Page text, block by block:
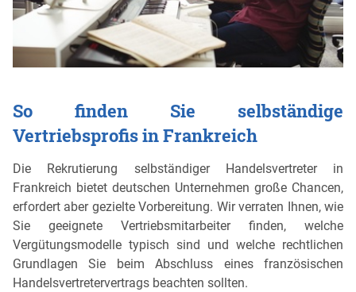
So finden Sie selbständige
Vertriebsprofis in Frankreich
Die Rekrutierung selbständiger Handelsvertreter in
Frankreich bietet deutschen Unternehmen große Chancen,
erfordert aber gezielte Vorbereitung. Wir verraten Ihnen, wie
Sie geeignete Vertriebsmitarbeiter finden, welche
Vergütungsmodelle typisch sind und welche rechtlichen
Grundlagen Sie beim Abschluss eines französischen
Handelsvertretervertrags beachten sollten.